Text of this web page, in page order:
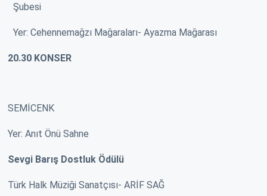
Şubesi
Yer: Cehennemağzı Mağaraları- Ayazma Mağarası
20.30 KONSER
SEMİCENK
Yer: Anıt Önü Sahne
Sevgi Barış Dostluk Ödülü
Türk Halk Müziği Sanatçısı- ARİF SAĞ